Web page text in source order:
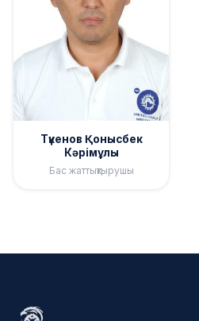
Түкенов Қонысбек
Кәрімұлы
Бас жаттықтырушы